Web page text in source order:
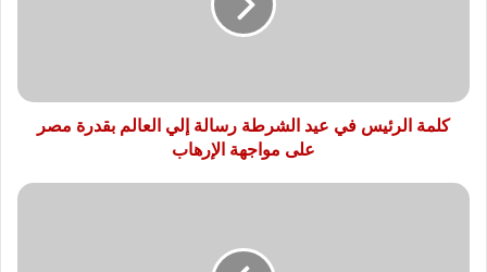
بقدرة
مصر
الإرهاب
كلمة الرئيس في عيد الشرطة رسالة إلي العالم بقدرة مصر
على مواجهة الإرهاب
ضبط